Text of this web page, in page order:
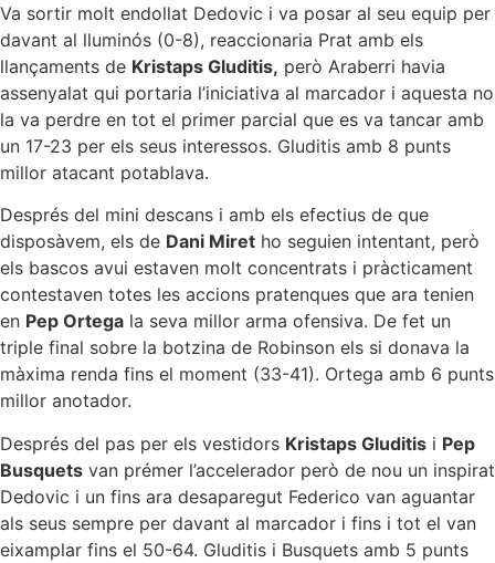
Va sortir molt endollat Dedovic i va posar al seu equip per
davant al lluminós (0-8), reaccionaria Prat amb els
llançaments de Kristaps Gluditis, però Araberri havia
assenyalat qui portaria l’iniciativa al marcador i aquesta no
la va perdre en tot el primer parcial que es va tancar amb
un 17-23 per els seus interessos. Gluditis amb 8 punts
millor atacant potablava.
Després del mini descans i amb els efectius de que
disposàvem, els de Dani Miret ho seguien intentant, però
els bascos avui estaven molt concentrats i pràcticament
contestaven totes les accions pratenques que ara tenien
en Pep Ortega la seva millor arma ofensiva. De fet un
triple final sobre la botzina de Robinson els si donava la
màxima renda fins el moment (33-41). Ortega amb 6 punts
millor anotador.
Després del pas per els vestidors Kristaps Gluditis i Pep
Busquets van prémer l’accelerador però de nou un inspirat
Dedovic i un fins ara desaparegut Federico van aguantar
als seus sempre per davant al marcador i fins i tot el van
eixamplar fins el 50-64. Gluditis i Busquets amb 5 punts